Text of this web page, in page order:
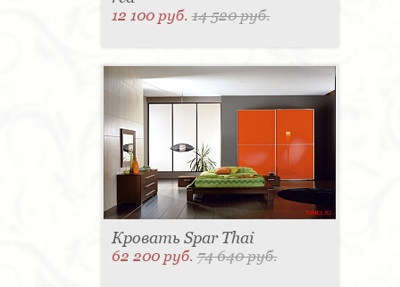
12 100 руб.14 520 руб.
Кровать Spar Thai
62 200 руб.74 640 руб.